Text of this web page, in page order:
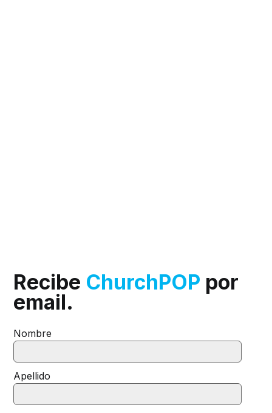
Recibe ChurchPOP por
email.
Nombre
Apellido